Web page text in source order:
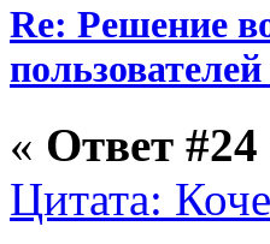
Re: Решение
« Ответ #24
Цитата: